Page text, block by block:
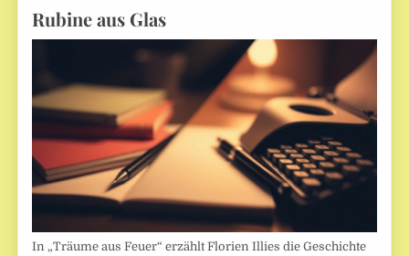
Rubine aus Glas
In „Träume aus Feuer“ erzählt Florien Illies die Geschichte